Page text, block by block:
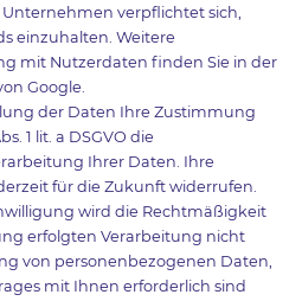
verpflichtet sich,
einzuhalten. Weitere
mit Nutzerdaten finden Sie in der
Google.
der Daten Ihre Zustimmung
1 lit. a DSGVO die
Ihrer Daten. Ihre
für die Zukunft widerrufen.
wird die Rechtmäßigkeit
erfolgten Verarbeitung nicht
von personenbezogenen Daten,
mit Ihnen erforderlich sind